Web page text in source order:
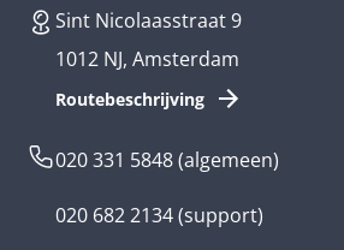
App laten maken
Bedrijfsapp
Sint Nicolaasstraat 9
1012 NJ, Amsterdam
Routebeschrijving
020 331 5848(algemeen)
020 682 2134(support)